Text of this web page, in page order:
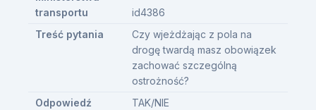
transportu
id4386
Treść pytania
Czy wjeżdżając z pola na
drogę twardą masz obowiązek
zachować szczególną
ostrożność?
Odpowiedź
TAK/NIE